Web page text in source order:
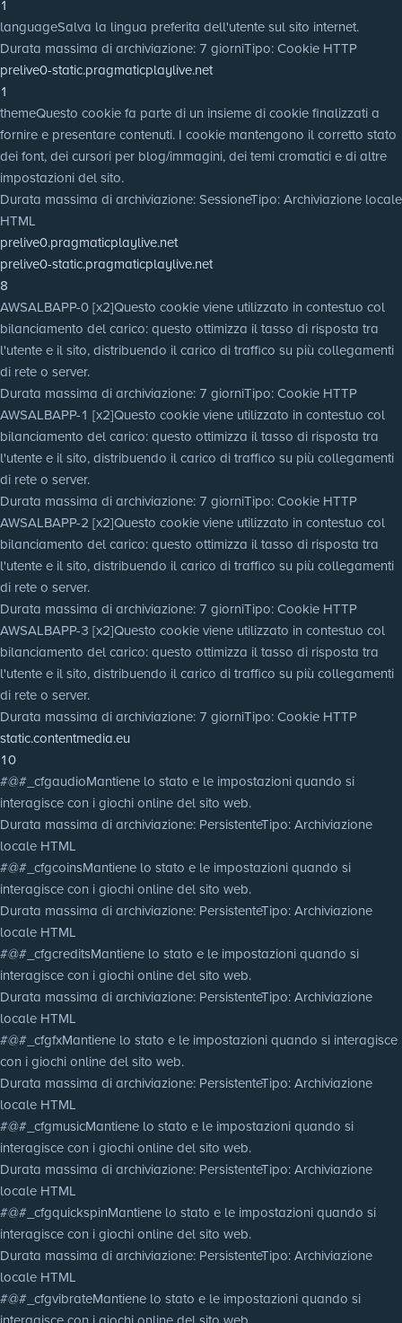
1
languageSalva la lingua preferita dell'utente sul sito internet.
Durata massima di archiviazione: 7 giorniTipo: Cookie HTTP
prelive0-static.pragmaticplaylive.net
1
themeQuesto cookie fa parte di un insieme di cookie finalizzati a
fornire e presentare contenuti. I cookie mantengono il corretto stato
dei font, dei cursori per blog/immagini, dei temi cromatici e di altre
impostazioni del sito.
Durata massima di archiviazione: SessioneTipo: Archiviazione locale
HTML
prelive0.pragmaticplaylive.net
prelive0-static.pragmaticplaylive.net
8
AWSALBAPP-0 [x2]Questo cookie viene utilizzato in contestuo col
bilanciamento del carico: questo ottimizza il tasso di risposta tra
l'utente e il sito, distribuendo il carico di traffico su più collegamenti
di rete o server.
Durata massima di archiviazione: 7 giorniTipo: Cookie HTTP
AWSALBAPP-1 [x2]Questo cookie viene utilizzato in contestuo col
bilanciamento del carico: questo ottimizza il tasso di risposta tra
l'utente e il sito, distribuendo il carico di traffico su più collegamenti
di rete o server.
Durata massima di archiviazione: 7 giorniTipo: Cookie HTTP
AWSALBAPP-2 [x2]Questo cookie viene utilizzato in contestuo col
bilanciamento del carico: questo ottimizza il tasso di risposta tra
l'utente e il sito, distribuendo il carico di traffico su più collegamenti
di rete o server.
Durata massima di archiviazione: 7 giorniTipo: Cookie HTTP
AWSALBAPP-3 [x2]Questo cookie viene utilizzato in contestuo col
bilanciamento del carico: questo ottimizza il tasso di risposta tra
l'utente e il sito, distribuendo il carico di traffico su più collegamenti
di rete o server.
Durata massima di archiviazione: 7 giorniTipo: Cookie HTTP
static.contentmedia.eu
10
#@#_cfgaudioMantiene lo stato e le impostazioni quando si
interagisce con i giochi online del sito web.
Durata massima di archiviazione: PersistenteTipo: Archiviazione
locale HTML
#@#_cfgcoinsMantiene lo stato e le impostazioni quando si
interagisce con i giochi online del sito web.
Durata massima di archiviazione: PersistenteTipo: Archiviazione
locale HTML
#@#_cfgcreditsMantiene lo stato e le impostazioni quando si
interagisce con i giochi online del sito web.
Durata massima di archiviazione: PersistenteTipo: Archiviazione
locale HTML
#@#_cfgfxMantiene lo stato e le impostazioni quando si interagisce
con i giochi online del sito web.
Durata massima di archiviazione: PersistenteTipo: Archiviazione
locale HTML
#@#_cfgmusicMantiene lo stato e le impostazioni quando si
interagisce con i giochi online del sito web.
Durata massima di archiviazione: PersistenteTipo: Archiviazione
locale HTML
#@#_cfgquickspinMantiene lo stato e le impostazioni quando si
interagisce con i giochi online del sito web.
Durata massima di archiviazione: PersistenteTipo: Archiviazione
locale HTML
#@#_cfgvibrateMantiene lo stato e le impostazioni quando si